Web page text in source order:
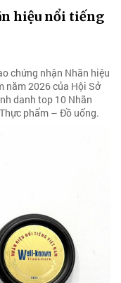
hiệu nổi tiếng
chứng nhận Nhãn hiệu
năm 2026 của Hội Sở
danh top 10 Nhãn
phẩm – Đồ uống.